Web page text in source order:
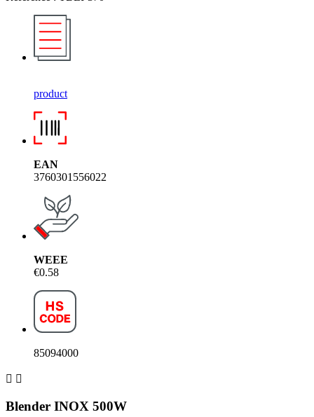
product
EAN
3760301556022
WEEE
€0.58
85094000
 
Blender INOX 500W